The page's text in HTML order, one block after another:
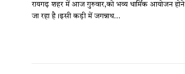
रायगढ़ शहर में आज गुरुवार,को भव्य धार्मिक आयोजन होने
जा रहा है।इसी कड़ी में जगन्नाथ…